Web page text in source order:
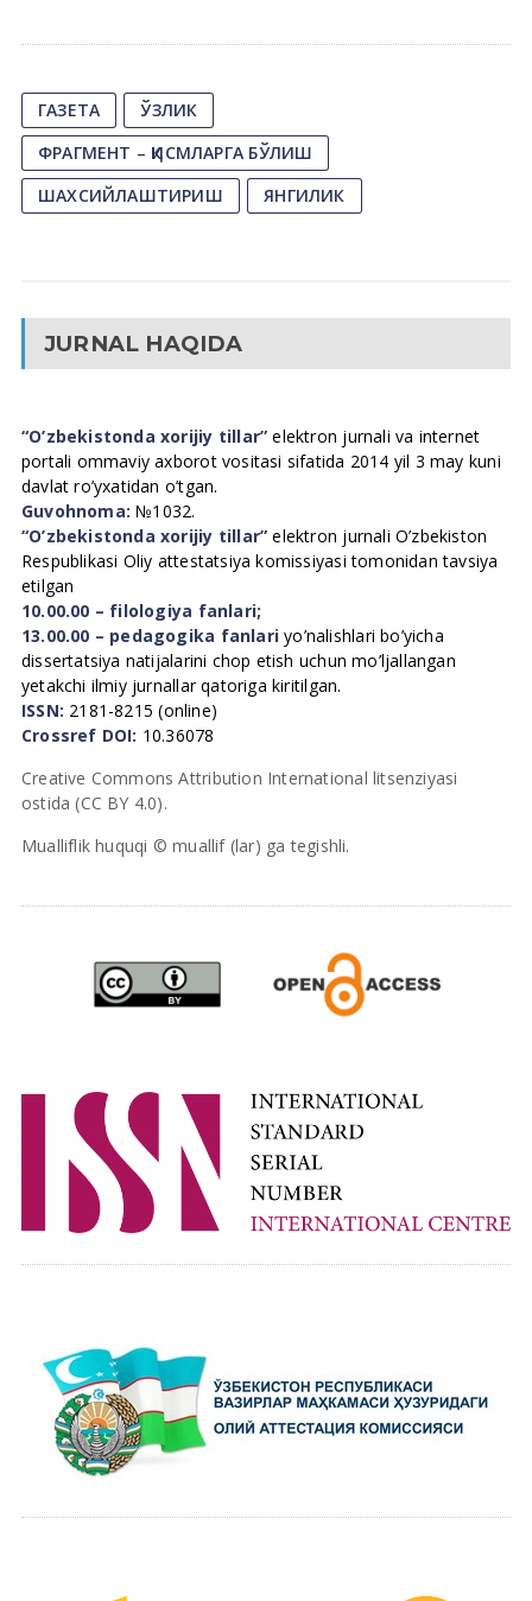
ГАЗЕТА
ЎЗЛИК
ФРАГМЕНТ – ҚИСМЛАРГА БЎЛИШ
ШАХСИЙЛАШТИРИШ
ЯНГИЛИК
JURNAL HAQIDA
“O’zbekistonda xorijiy tillar” elektron jurnali va internet
portali ommaviy axborot vositasi sifatida 2014 yil 3 may kuni
davlat ro’yxatidan o’tgan.
Guvohnoma: №1032.
“O’zbekistonda xorijiy tillar” elektron jurnali O’zbekiston
Respublikasi Oliy attestatsiya komissiyasi tomonidan tavsiya
etilgan
10.00.00 – filologiya fanlari;
13.00.00 – pedagogika fanlari yo’nalishlari bo’yicha
dissertatsiya natijalarini chop etish uchun mo’ljallangan
yetakchi ilmiy jurnallar qatoriga kiritilgan.
ISSN: 2181-8215 (online)
Crossref DOI: 10.36078
Creative Commons Attribution International litsenziyasi
ostida (CC BY 4.0).
Mualliflik huquqi © muallif (lar) ga tegishli.